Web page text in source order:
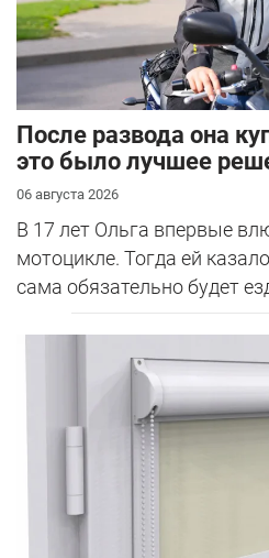
После развода она
это было лучшее
06 августа 2026
В 17 лет Ольга впервые
мотоцикле. Тогда ей
сама обязательно будет